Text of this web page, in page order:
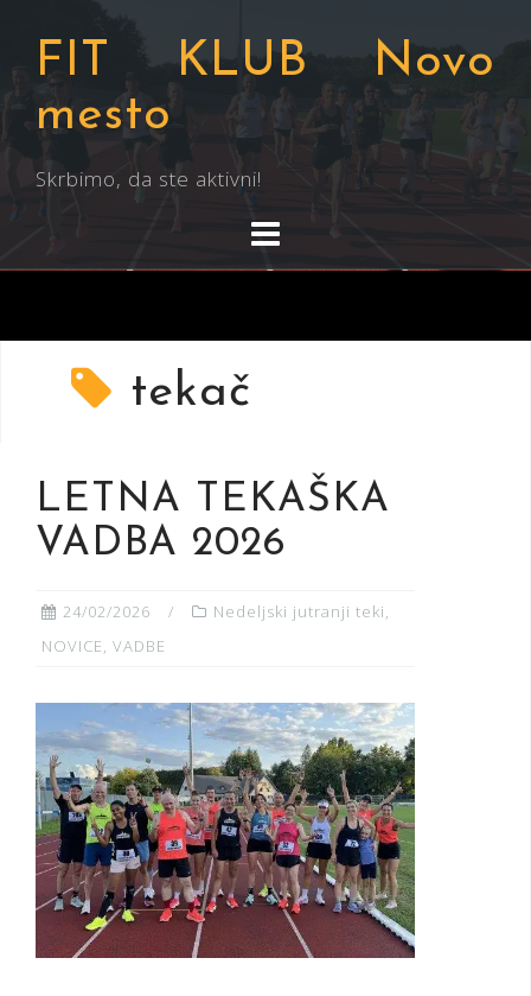
contentFIT KLUB Novo
mesto
Skrbimo, da ste aktivni!
tekač
LETNA TEKAŠKA
VADBA 2026
24/02/2026 Nedeljski jutranji teki,
NOVICE, VADBE